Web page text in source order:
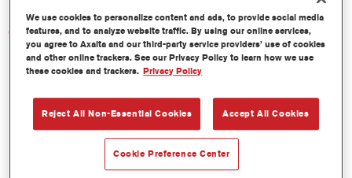
Características del producto
Sistema de pintado de base disolvente, único por su
versatilidad y facilidad de uso.
calidades de base disolvente: medios y altos sólidos,
acabados y bases bicapa.
Rápido control de stocks.
Ahorra espacio de almacenamiento.
We use cookies to personalize content and ads, to provide social media
features, and to analyze website traffic. By using our online services,
you agree to Axalta and our third-party service providers’ use of cookies
and other online trackers. See our Privacy Policy to learn how we use
these cookies and trackers. Privacy Policy
Reject All Non-Essential Cookies Accept All Cookies
Cookie Preference Center